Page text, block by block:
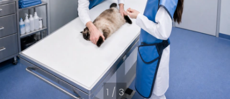
1 / 3